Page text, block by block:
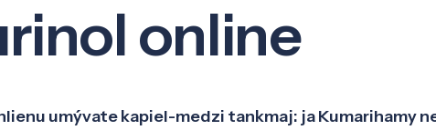
online
umývate kapiel-medzi tankmaj: ja Kumarihamy